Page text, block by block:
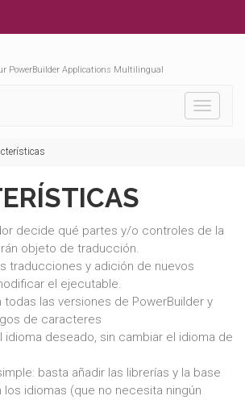
PowerBuilder Applications Multilingual
Toggle
decide qué partes y/o controles de la
objeto de traducción.
traducciones y adición de nuevos
el ejecutable.
todas las versiones de PowerBuilder y
de caracteres
idioma deseado, sin cambiar el idioma de
basta añadir las librerías y la base
idiomas (que no necesita ningún